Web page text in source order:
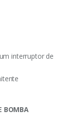
interruptor de
BOMBA